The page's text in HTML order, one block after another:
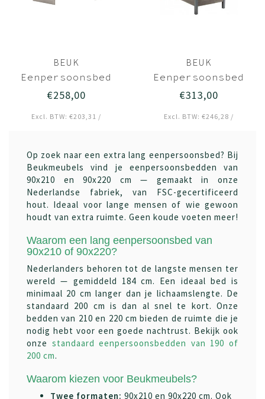
BEUK
Eenpersoonsbed
90x210
- Bavel
€258,00
Excl. BTW: €203,31 /
BEUK
Eenpersoonsbed
90x210
- Best
€313,00
Excl. BTW: €246,28 /
Op zoek naar een extra lang eenpersoonsbed? Bij
Beukmeubels vind je eenpersoonsbedden van
90x210 en 90x220 cm — gemaakt in onze
Nederlandse fabriek, van FSC-gecertificeerd
hout. Ideaal voor lange mensen of wie gewoon
houdt van extra ruimte. Geen koude voeten meer!
Waarom een lang eenpersoonsbed van
90x210 of 90x220?
Nederlanders behoren tot de langste mensen ter
wereld — gemiddeld 184 cm. Een ideaal bed is
minimaal 20 cm langer dan je lichaamslengte. De
standaard 200 cm is dan al snel te kort. Onze
bedden van 210 en 220 cm bieden de ruimte die je
nodig hebt voor een goede nachtrust. Bekijk ook
onze standaard eenpersoonsbedden van 190 of
200 cm.
Waarom kiezen voor Beukmeubels?
Twee formaten: 90x210 en 90x220 cm. Ook